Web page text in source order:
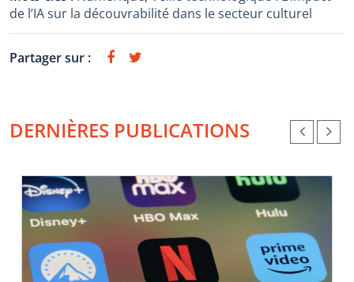
de l’IA sur la découvrabilité dans le secteur culturel
Partager sur :
DERNIÈRES PUBLICATIONS